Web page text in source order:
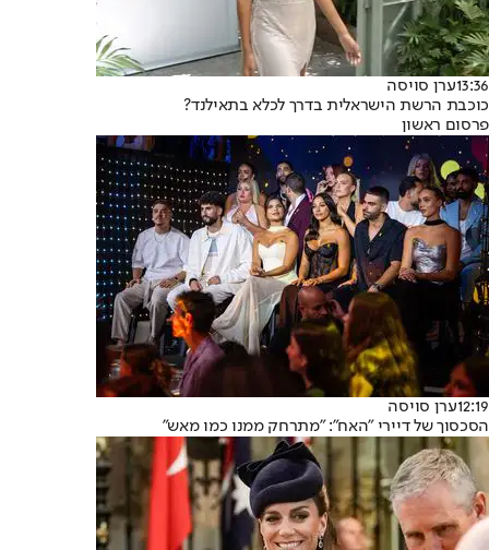
13:36ערן סויסה
כוכבת הרשת הישראלית בדרך לכלא בתאילנד?
פרסום ראשון
12:19ערן סויסה
הסכסוך של דיירי "האח": "מתרחק ממנו כמו מאש"